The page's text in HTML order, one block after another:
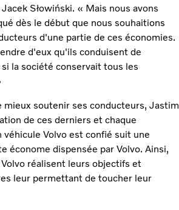
Słowiński. « Mais nous avons
dès le début que nous souhaitions
d'une partie de ces économies.
d'eux qu'ils conduisent de
la société conservait tous les
mieux soutenir ses conducteurs, Jastim
de ces derniers et chaque
véhicule Volvo est confié suit une
économe dispensée par Volvo. Ainsi,
réalisent leurs objectifs et
leur permettant de toucher leur